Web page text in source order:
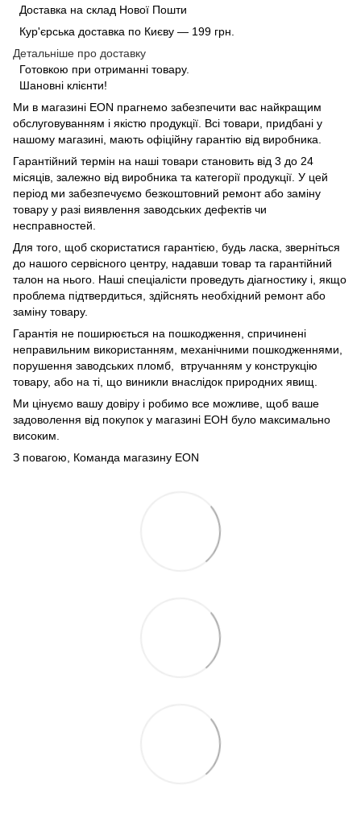
Доставка на склад Нової Пошти
Кур'єрська доставка по Києву — 199 грн.
Детальніше про доставку
Готовкою при отриманні товару.
Шановні клієнти!
Ми в магазині EON прагнемо забезпечити вас найкращим
обслуговуванням і якістю продукції. Всі товари, придбані у
нашому магазині, мають офіційну гарантію від виробника.
Гарантійний термін на наші товари становить від 3 до 24
місяців, залежно від виробника та категорії продукції. У цей
період ми забезпечуємо безкоштовний ремонт або заміну
товару у разі виявлення заводських дефектів чи
несправностей.
Для того, щоб скористатися гарантією, будь ласка, зверніться
до нашого сервісного центру, надавши товар та гарантійний
талон на нього. Наші спеціалісти проведуть діагностику і, якщо
проблема підтвердиться, здійснять необхідний ремонт або
заміну товару.
Гарантія не поширюється на пошкодження, спричинені
неправильним використанням, механічними пошкодженнями,
порушення заводських пломб, втручанням у конструкцію
товару, або на ті, що виникли внаслідок природних явищ.
Ми цінуємо вашу довіру і робимо все можливе, щоб ваше
задоволення від покупок у магазині ЕОН було максимально
високим.
З повагою, Команда магазину EON